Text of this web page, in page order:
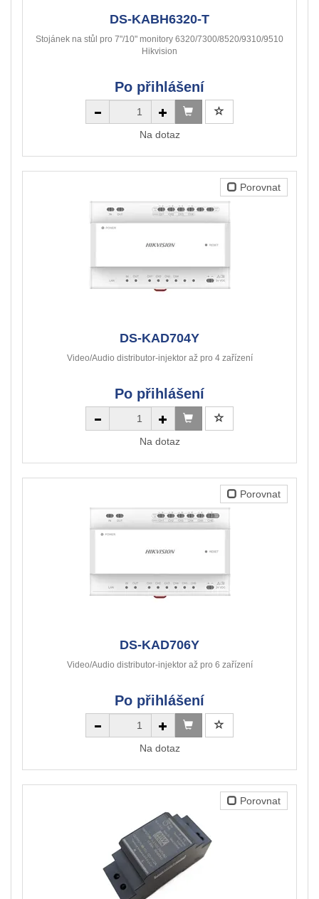
DS-KABH6320-T
Stojánek na stůl pro 7"/10" monitory 6320/7300/8520/9310/9510
Hikvision
Po přihlášení
Na dotaz
Porovnat
DS-KAD704Y
Video/Audio distributor-injektor až pro 4 zařízení
Po přihlášení
Na dotaz
Porovnat
DS-KAD706Y
Video/Audio distributor-injektor až pro 6 zařízení
Po přihlášení
Na dotaz
Porovnat